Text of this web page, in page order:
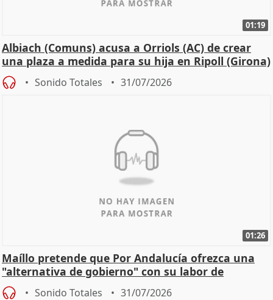
01:19
Albiach (Comuns) acusa a Orriols (AC) de crear
una plaza a medida para su hija en Ripoll (Girona)
Sonido Totales 31/07/2026
01:26
Maíllo pretende que Por Andalucía ofrezca una
"alternativa de gobierno" con su labor de
oposición
Sonido Totales 31/07/2026